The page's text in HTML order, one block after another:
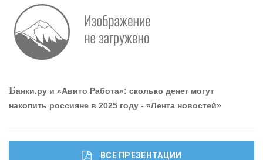
Работа мечты. Что банки делают для того, чтобы
привлечь и удержать персонал - «Интервью»
Банки.ру и «Авито Работа»: сколько денег могут
накопить россияне в 2025 году - «Лента новостей»
ВСЕ ПРЕЗЕНТАЦИИ